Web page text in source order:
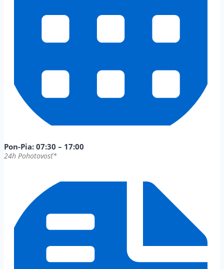
Pon-Pia: 07:30 – 17:00
24h Pohotovosť*